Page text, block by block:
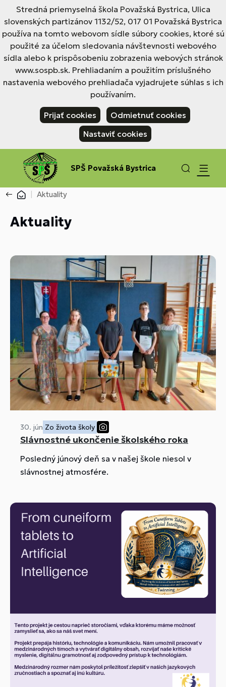
Stredná priemyselná škola Považská Bystrica, Ulica
slovenských partizánov 1132/52, 017 01 Považská Bystrica
používa na tomto webovom sídle súbory cookies, ktoré sú
použité za účelom sledovania návštevnosti webového
sídla alebo k prispôsobeniu zobrazenia webových stránok
www.sospb.sk. Prehliadaním a použitím príslušného
nastavenia webového prehliadača vyjadrujete súhlas s ich
používaním.
Prijať cookies
Odmietnuť cookies
Nastaviť cookies
SPŠ Považská Bystrica
Aktuality
Aktuality
30. jún Zo života školy
Slávnostné ukončenie školského roka
Posledný júnový deň sa v našej škole niesol v
slávnostnej atmosfére.